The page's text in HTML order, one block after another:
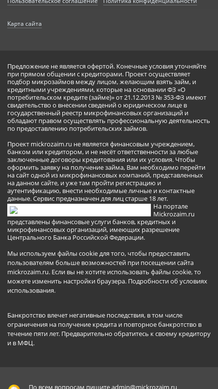
Карта сайта
Предложение не является офертой. Конечные условия уточняйте
при прямом общении с кредиторами. Проект осуществляет
подбор микрозаймов между лицом, желающим взять займ, и
кредитными учреждениями, которые на основании ФЗ «О
потребительском кредите (займе)» от 21.12.2013 № 353-ФЗ имеют
свидетельство о внесении сведений о юридическом лице в
государственный реестр микрофинансовых организаций и
обладают правом осуществлять профессиональную деятельность
по предоставлению потребительских займов.
Проект mickrozaim.ru не является финансовым учреждением,
банком или кредитором, и не несёт ответственности за любые
заключенные договоры кредитования или их условия. Чтобы
оформить заявку на получение займа, Вам необходимо перейти
на сайт одной из микрофинансовых компаний, представленных
на данном сайте, и уже там пройти регистрацию и
аутентификацию, внести необходимые личные и контактные
данные. Сервис предназначен для лиц старше 18 лет.
На портале
Mickrozaim.ru
представлены финансовые услуги банков, кредитных и
микрофинансовых организаций, имеющих разрешение
Центрального Банка Российской Федерации.
Мы используем файлы cookie для того, чтобы предоставить
пользователям больше возможностей при посещении сайта
mickrozaim.ru. Если вы не хотите использовать файлы cookie, то
можете изменить настройки браузера. Подробности об условиях
использования.
Банкротство влечет негативные последствия, в том числе
ограничения на получение кредита и повторное банкротство в
течение пяти лет. Предварительно обратитесь к своему кредитору
и в МФЦ.
По всем вопросам пишитеadmin@mickrozaim.ru